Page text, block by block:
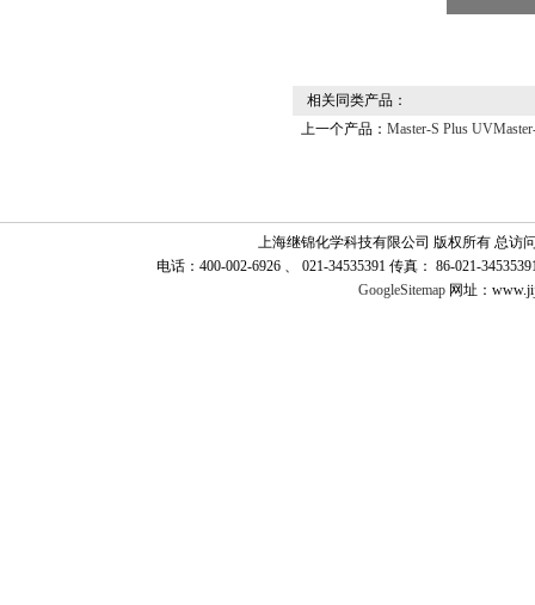
相关同类产品：
上一个产品： Master-S Plus
上海继锦化学科技有限公司 版权所有 总访
电话：400-002-6926 、 021-34535391 传真： 86-021-
GoogleSitemap 网址：